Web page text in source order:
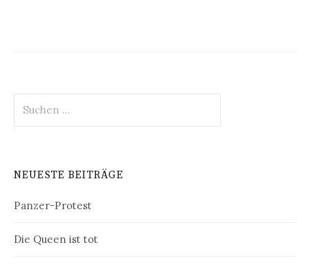
nach:
NEUESTE BEITRÄGE
Panzer-Protest
Die Queen ist tot